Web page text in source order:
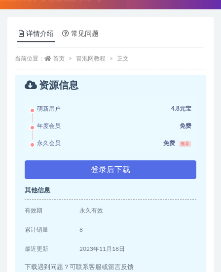
详情介绍 常见问题
当前位置： 首页 冒泡网教程 正文
资源信息
萌新用户 4.8元宝
年度会员 免费
永久会员 免费 推荐
登录后下载
其他信息
有效期 永久有效
累计销量 8
最近更新 2023年11月18日
下载遇到问题？可联系客服或留言反馈